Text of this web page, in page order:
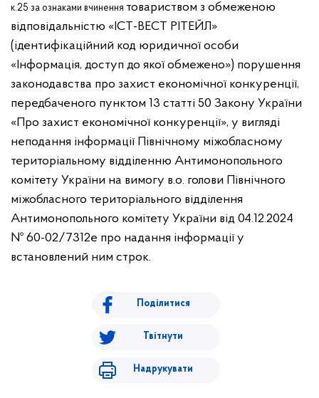
к.25 за ознаками вчинення товариством з обмеженою
відповідальністю «ІСТ-ВЕСТ РІТЕЙЛ»
(ідентифікаційний код юридичної особи
«Інформація, доступ до якої обмежено») порушення
законодавства про захист економічної конкуренції,
передбаченого пунктом 13 статті 50 Закону України
«Про захист економічної конкуренції», у вигляді
неподання інформації Північному міжобласному
територіальному відділенню Антимонопольного
комітету України на вимогу в.о. голови Північного
міжобласного територіального відділення
Антимонопольного комітету України від 04.12.2024
№ 60-02/7312е про надання інформації у
встановлений ним строк.
Поділитися
Твітнути
Надрукувати